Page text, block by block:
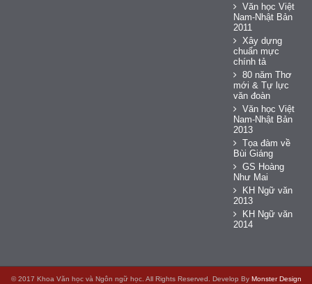
Văn học Việt
Nam-Nhật Bản
2011
Xây dựng
chuẩn mực
chính tả
80 năm Thơ
mới & Tự lực
văn đoàn
Văn học Việt
Nam-Nhật Bản
2013
Tọa đàm về
Bùi Giáng
GS Hoàng
Như Mai
KH Ngữ văn
2013
KH Ngữ văn
2014
© 2017 Khoa Văn học và Ngôn ngữ học. All Rights Reserved. Develop By Monster Design